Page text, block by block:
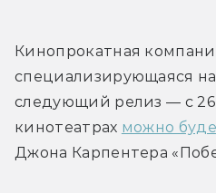
Кинопрокатная
специализирующаяся
следующий релиз — с 26
кинотеатрах можно
Джона Карпентера